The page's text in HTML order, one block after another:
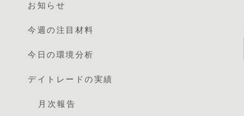
お知らせ
今週の注目材料
今日の環境分析
デイトレードの実績
月次報告